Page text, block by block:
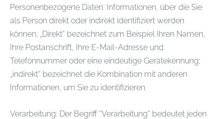
Personenbezogene Daten: Informationen, über die Sie
als Person direkt oder indirekt identifiziert werden
können; „Direkt“ bezeichnet zum Beispiel Ihren Namen,
Ihre Postanschrift, Ihre E-Mail-Adresse und
Telefonnummer oder eine eindeutige Gerätekennung;
„indirekt“ bezeichnet die Kombination mit anderen
Informationen, um Sie zu identifizieren.
Verarbeitung: Der Begriff “Verarbeitung” bedeutet jeden